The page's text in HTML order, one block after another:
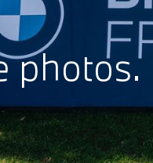
photos.